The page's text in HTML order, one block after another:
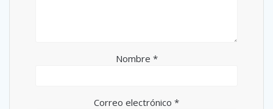
Nombre *
Correo electrónico *